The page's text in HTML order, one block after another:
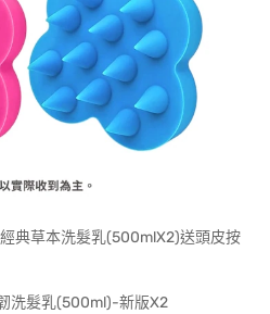
經典草本洗髮乳(500mlX2)送頭皮按
洗髮乳(500ml)-新版X2